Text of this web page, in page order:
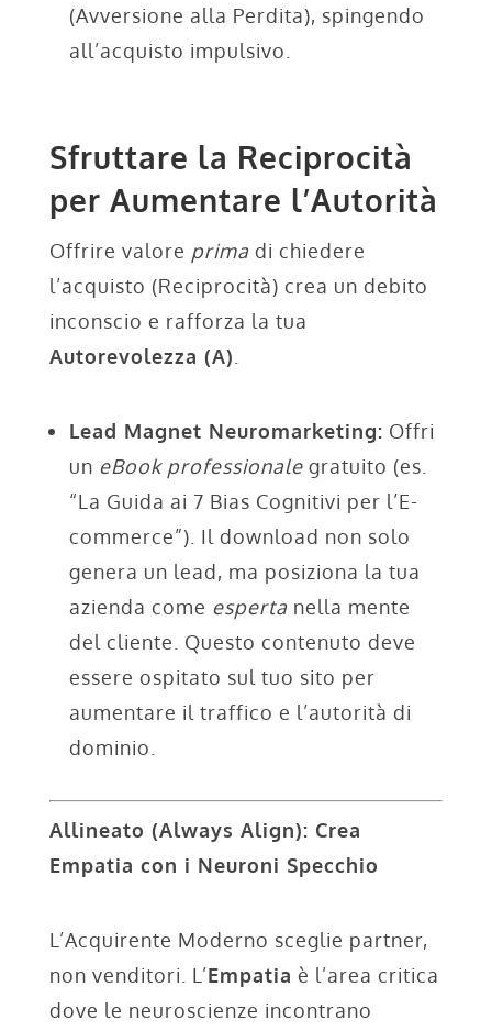
(Avversione alla Perdita), spingendo
all’acquisto impulsivo.
Sfruttare la Reciprocità
per Aumentare l’Autorità
Offrire valore primadi chiedere
l’acquisto (Reciprocità) crea un debito
inconscio e rafforza la tua
Autorevolezza (A)
Lead Magnet Neuromarketing: Offri
un eBook professionalegratuito (es.
“La Guida ai 7 Bias Cognitivi per l’E-
commerce”). Il download non solo
genera un lead, ma posiziona la tua
azienda come espertanella mente
del cliente. Questo contenuto deve
essere ospitato sul tuo sito per
aumentare il traffico e l’autorità di
dominio.
Allineato (Always Align): Crea
Empatia con i Neuroni Specchio
L’Acquirente Moderno sceglie partner,
non venditori. L’Empatia è l’area critica
dove le neuroscienze incontrano